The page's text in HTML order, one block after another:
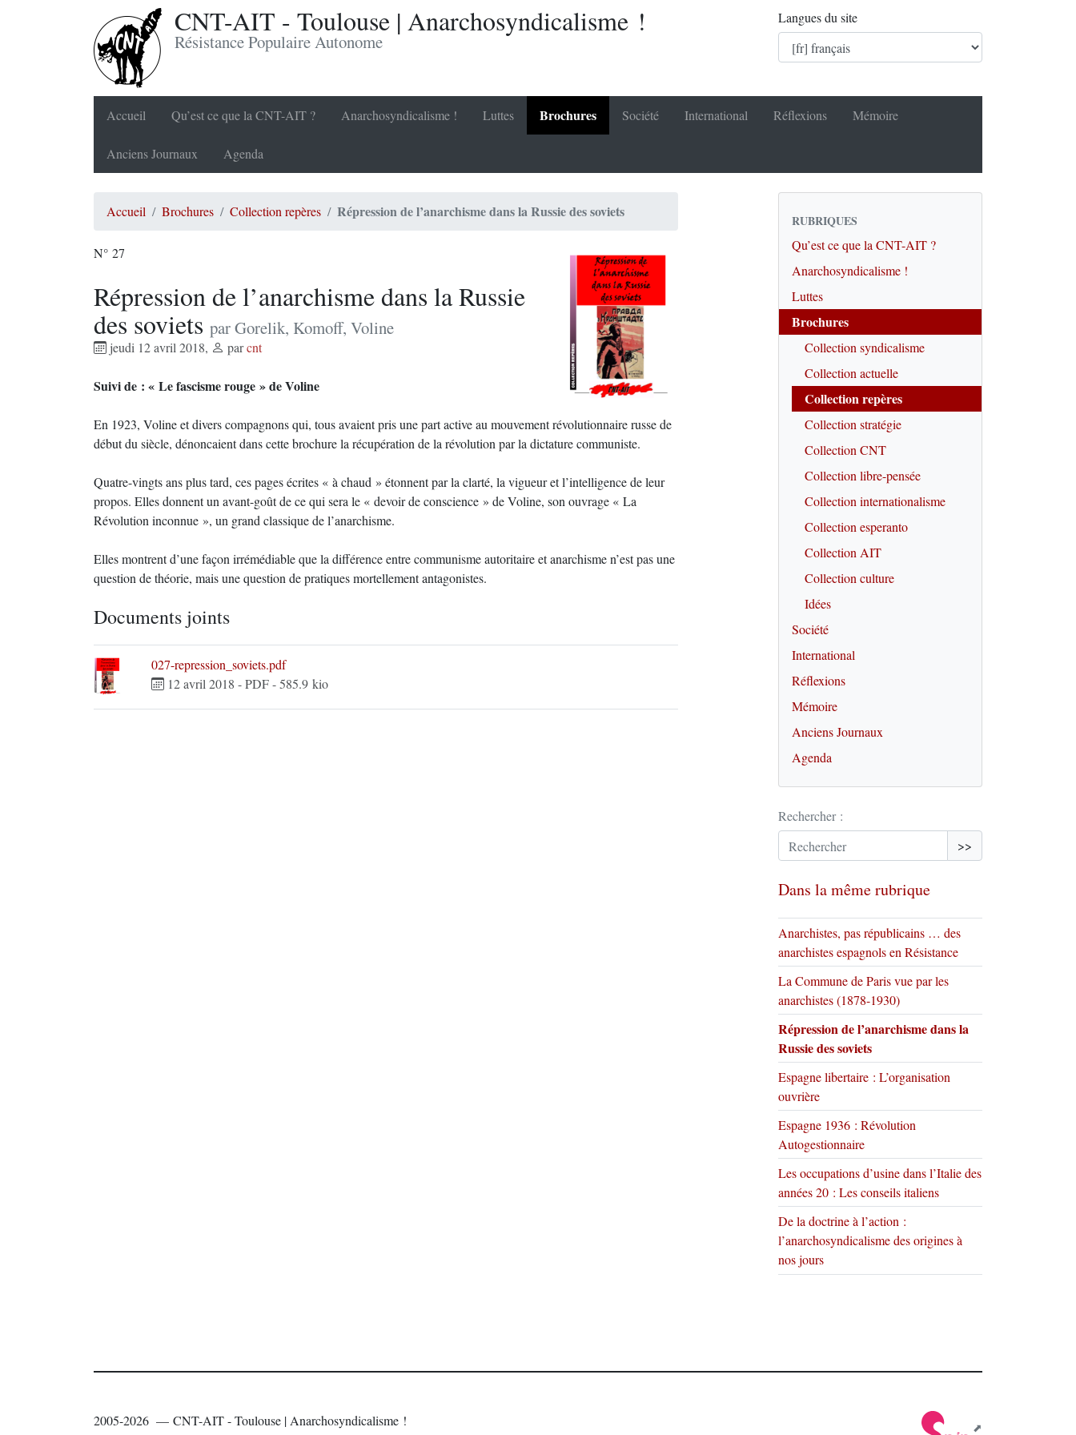
CNT-AIT - Toulouse | Anarchosyndicalisme !
Résistance Populaire Autonome
Langues du site
Accueil Qu’est ce que la CNT-AIT ? Anarchosyndicalisme ! Luttes Brochures Société International Réflexions Mémoire
Anciens Journaux Agenda
Accueil Brochures Collection repères Répression de l’anarchisme dans la Russie des soviets
N° 27
Répression de l’anarchisme dans la Russie
des soviets par Gorelik, Komoff, Voline
jeudi 12 avril 2018, parcnt
Suivi de : « Le fascisme rouge » de Voline
En 1923, Voline et divers compagnons qui, tous avaient pris une part active au mouvement révolutionnaire russe de
début du siècle, dénoncaient dans cette brochure la récupération de la révolution par la dictature communiste.
Quatre-vingts ans plus tard, ces pages écrites « à chaud » étonnent par la clarté, la vigueur et l’intelligence de leur
propos. Elles donnent un avant-goût de ce qui sera le « devoir de conscience » de Voline, son ouvrage « La
Révolution inconnue », un grand classique de l’anarchisme.
Elles montrent d’une façon irrémédiable que la différence entre communisme autoritaire et anarchisme n’est pas une
question de théorie, mais une question de pratiques mortellement antagonistes.
Documents joints
027-repression_soviets.pdf
12 avril 2018 -PDF-585.9 kio
RUBRIQUES
Qu’est ce que la CNT-AIT ?
Anarchosyndicalisme !
Luttes
Brochures
Collection syndicalisme
Collection actuelle
Collection repères
Collection stratégie
Collection CNT
Collection libre-pensée
Collection internationalisme
Collection esperanto
Collection AIT
Collection culture
Idées
Société
International
Réflexions
Mémoire
Anciens Journaux
Agenda
Rechercher :
>>
Dans la même rubrique
Anarchistes, pas républicains … des
anarchistes espagnols en Résistance
La Commune de Paris vue par les
anarchistes (1878-1930)
Répression de l’anarchisme dans la
Russie des soviets
Espagne libertaire : L’organisation
ouvrière
Espagne 1936 : Révolution
Autogestionnaire
Les occupations d’usine dans l’Italie des
années 20 : Les conseils italiens
De la doctrine à l’action :
l’anarchosyndicalisme des origines à
nos jours
2005-2026 — CNT-AIT - Toulouse | Anarchosyndicalisme !